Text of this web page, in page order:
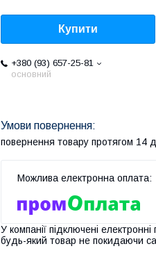
Купити
+380 (93) 657-25-81
основний
повернення товару протягом 14
У компанії підключені
будь-який товар не покидаючи